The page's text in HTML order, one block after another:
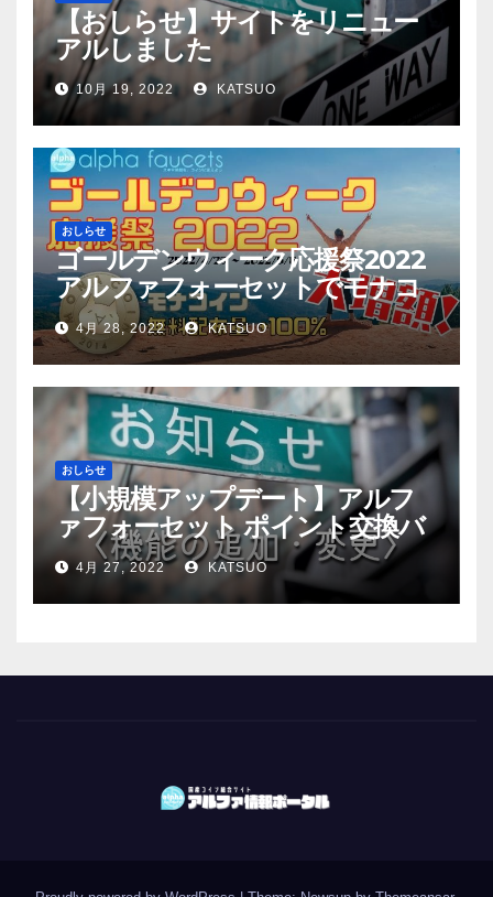
【おしらせ】サイトをリニュー
アルしました
10月 19, 2022 KATSUO
おしらせ
ゴールデンウィーク応援祭2022
アルファフォーセットでモナコ
イン配布量+100%！
4月 28, 2022 KATSUO
おしらせ
【小規模アップデート】アルフ
ァフォーセット ポイント交換バ
グ修正
4月 27, 2022 KATSUO